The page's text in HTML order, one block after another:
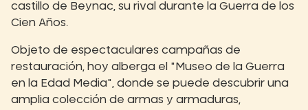
castillo de Beynac, su rival durante la Guerra de los
Cien Años.
Objeto de espectaculares campañas de
restauración, hoy alberga el "Museo de la Guerra
en la Edad Media", donde se puede descubrir una
amplia colección de armas y armaduras,